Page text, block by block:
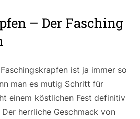
– Der Fasching
ist ja immer so
man es mutig Schritt für
einem köstlichen Fest definitiv
herrliche Geschmack von